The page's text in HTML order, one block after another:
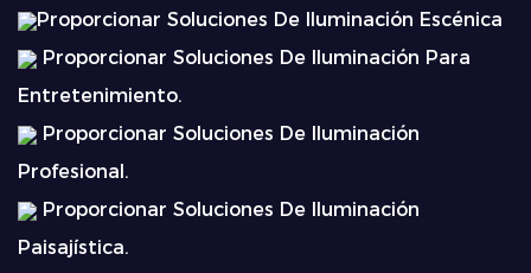
Proporcionar Soluciones De Iluminación Escénica
Proporcionar Soluciones De Iluminación Para
Entretenimiento.
Proporcionar Soluciones De Iluminación
Profesional.
Proporcionar Soluciones De Iluminación
Paisajística.